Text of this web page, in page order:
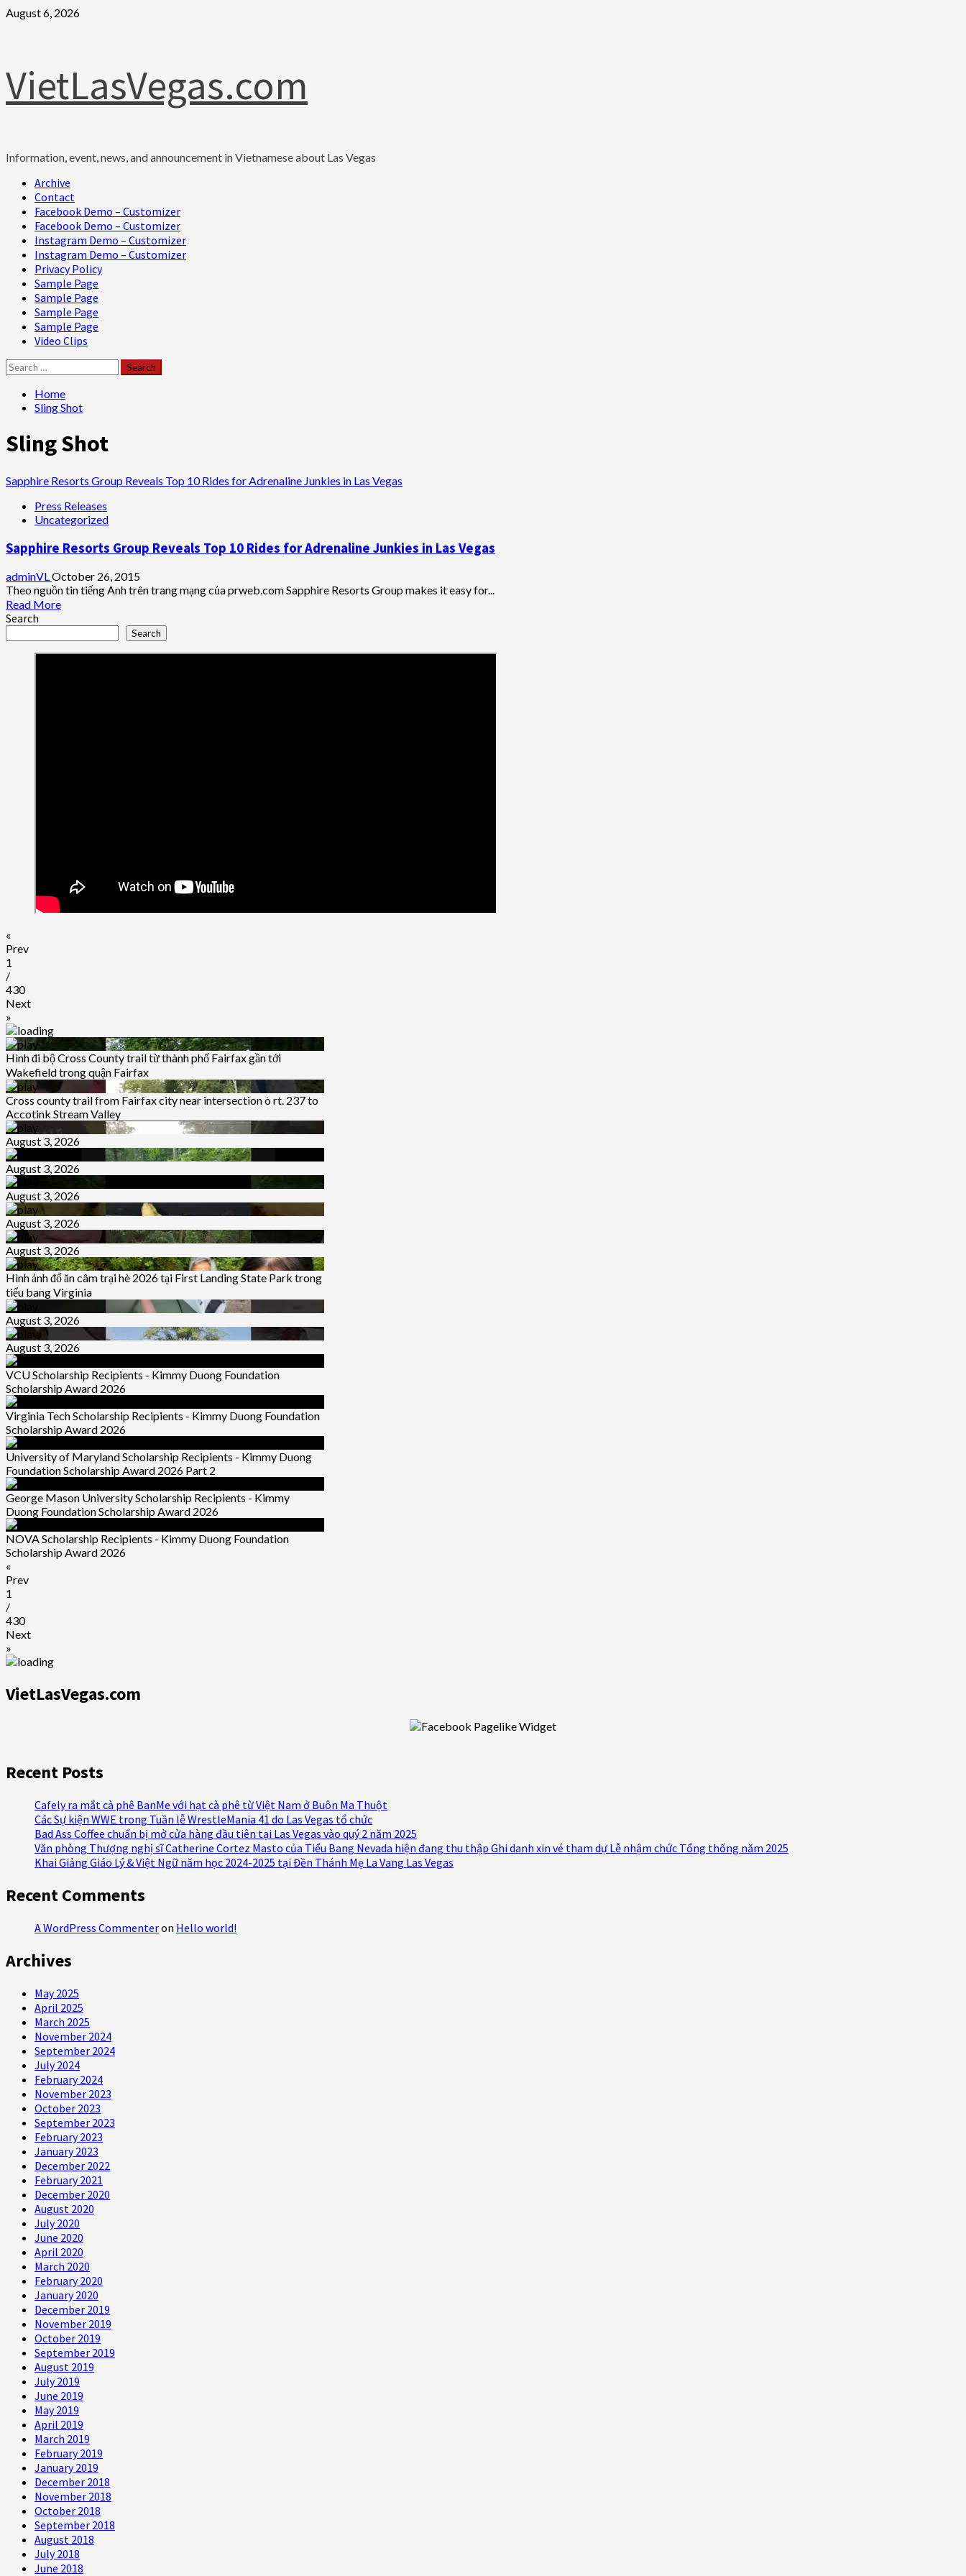
Skip
August 6, 2026
VietLasVegas.com
Information, event, news, and announcement in Vietnamese about Las Vegas
Primary
Menu
Archive
Contact
Facebook Demo – Customizer
Facebook Demo – Customizer
Instagram Demo – Customizer
Instagram Demo – Customizer
Privacy Policy
Sample Page
Sample Page
Sample Page
Sample Page
Video Clips
Search
for:
Home
Sling Shot
Sling Shot
Sapphire Resorts Group Reveals Top 10 Rides for Adrenaline Junkies in Las Vegas
Press Releases
Uncategorized
Sapphire Resorts Group Reveals Top 10 Rides for Adrenaline Junkies in Las Vegas
adminVLOctober 26, 2015
Theo nguồn tin tiếng Anh trên trang mạng của prweb.com Sapphire Resorts Group makes it easy for...
Read MoreRead
Sapphire
Resorts
Search
Search
«
Prev
1
/
430
Next
»
Hình đi bộ Cross County trail từ thành phố Fairfax gần tới
Wakefield trong quận Fairfax
Cross county trail from Fairfax city near intersection ò rt. 237 to
Accotink Stream Valley
August 3, 2026
August 3, 2026
August 3, 2026
August 3, 2026
August 3, 2026
Hình ảnh đổ ăn câm trại hè 2026 tại First Landing State Park trong
tiểu bang Virginia
August 3, 2026
August 3, 2026
VCU Scholarship Recipients - Kimmy Duong Foundation
Scholarship Award 2026
Virginia Tech Scholarship Recipients - Kimmy Duong Foundation
Scholarship Award 2026
University of Maryland Scholarship Recipients - Kimmy Duong
Foundation Scholarship Award 2026 Part 2
George Mason University Scholarship Recipients - Kimmy
Duong Foundation Scholarship Award 2026
NOVA Scholarship Recipients - Kimmy Duong Foundation
Scholarship Award 2026
«
Prev
1
/
430
Next
»
VietLasVegas.com
Recent Posts
Cafely ra mắt cà phê BanMe với hạt cà phê từ Việt Nam ở Buôn Ma Thuột
Các Sự kiện WWE trong Tuần lễ WrestleMania 41 do Las Vegas tổ chức
Bad Ass Coffee chuẩn bị mở cửa hàng đầu tiên tại Las Vegas vào quý 2 năm 2025
Văn phòng Thượng nghị sĩ Catherine Cortez Masto của Tiểu Bang Nevada hiện đang thu thập Ghi danh xin vé tham dự Lễ nhậm chức Tổng thống năm 2025
Khai Giảng Giáo Lý & Việt Ngữ năm học 2024-2025 tại Đền Thánh Mẹ La Vang Las Vegas
Recent Comments
A WordPress Commenteron Hello world!
Archives
May 2025
April 2025
March 2025
November 2024
September 2024
July 2024
February 2024
November 2023
October 2023
September 2023
February 2023
January 2023
December 2022
February 2021
December 2020
August 2020
July 2020
June 2020
April 2020
March 2020
February 2020
January 2020
December 2019
November 2019
October 2019
September 2019
August 2019
July 2019
June 2019
May 2019
April 2019
March 2019
February 2019
January 2019
December 2018
November 2018
October 2018
September 2018
August 2018
July 2018
June 2018